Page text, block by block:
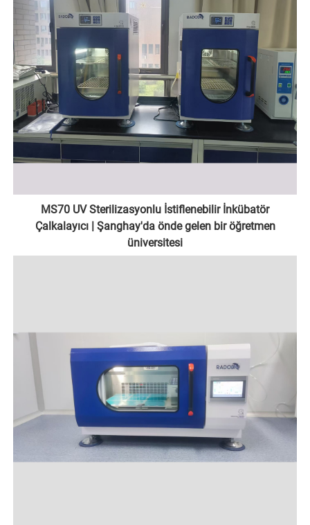
MS70 UV Sterilizasyonlu İstiflenebilir İnkübatör
Çalkalayıcı | Şanghay'da önde gelen bir öğretmen
üniversitesi